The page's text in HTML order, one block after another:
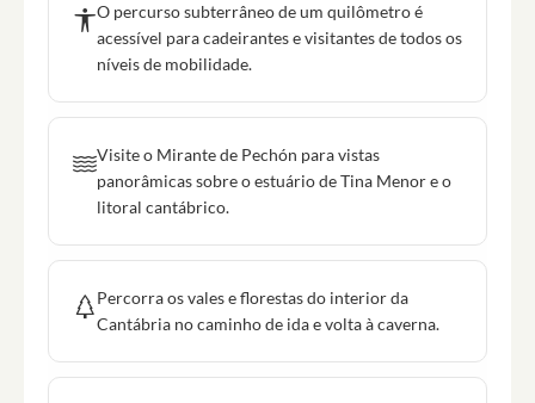
O percurso subterrâneo de um quilômetro é
acessível para cadeirantes e visitantes de todos os
níveis de mobilidade.
Visite o Mirante de Pechón para vistas
panorâmicas sobre o estuário de Tina Menor e o
litoral cantábrico.
Percorra os vales e florestas do interior da
Cantábria no caminho de ida e volta à caverna.